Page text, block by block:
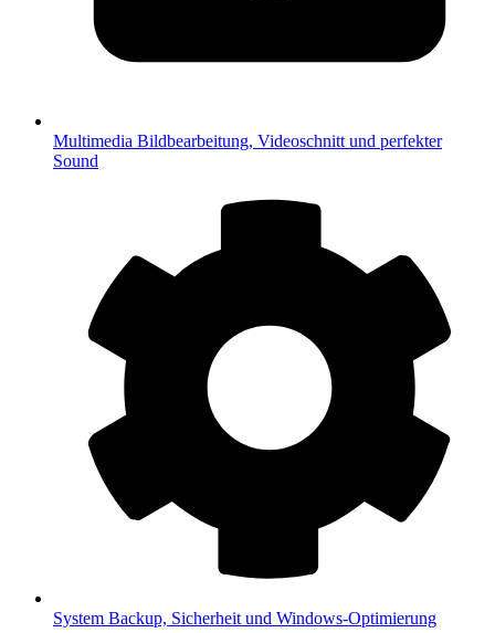
Multimedia Bildbearbeitung, Videoschnitt und perfekter
Sound
System Backup, Sicherheit und Windows-Optimierung